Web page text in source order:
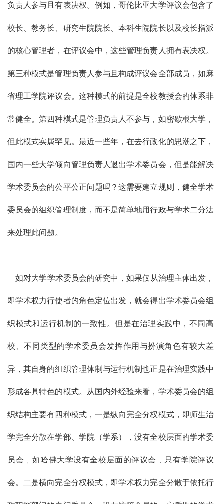
负责人参与且有表决权。例如，哥伦比亚大学评议会包含了
校长、教务长、研究生院院长、本科生院院长以及校长指派
的核心管理者，在评议会中，这些管理负责人拥有表决权。
第三种模式是管理负责人参与且构成评议会全部成员，如麻
省理工学院评议会。这种模式的前提是全校教授会的体系非
常健全。第四种模式是管理负责人不参与，如密歇根大学，
但此模式实属罕见。最近一些年，在去行政化的思潮之下，
国内一些大学倾向管理负责人退出学术委员会，但是能解决
学术委员会的公平公正问题吗？这需要建立规则，健全学术
委员会的组织管理制度，而不是简单地用行政与学术二分法
来处理此问题。
如对大学学术委员会的研究中，如果仅从治理主体出发，
即学术权力行使者的角色定位出发，就会得出学术委员会组
织模式和运行机制的一致性。但是在治理实践中，不同高
校、不同类型的学术委员会发挥作用与扮演角色有较大差
异，其自身的组织管理体制与运行机制也正是在治理实践中
形成各具特色的模式。从国内外经验来看，学术委员会的组
织结构主要有四种模式，一是纵向完全分权模式，即师生治
学完全分散在学部、学院（学系），没有全校层面的学术委
员会，如哈佛大学没有全校层面的评议会，只有学院评议
会。二是横向完全分权模式，即学术权力完全分散于依托行